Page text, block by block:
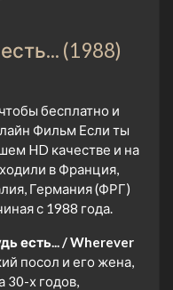
(1988)
бесплатно и
Фильм Если ты
HD качестве и на
в Франция,
Германия (ФРГ)
с 1988 года.
есть... / Wherever
посол и его жена,
30-х годов,